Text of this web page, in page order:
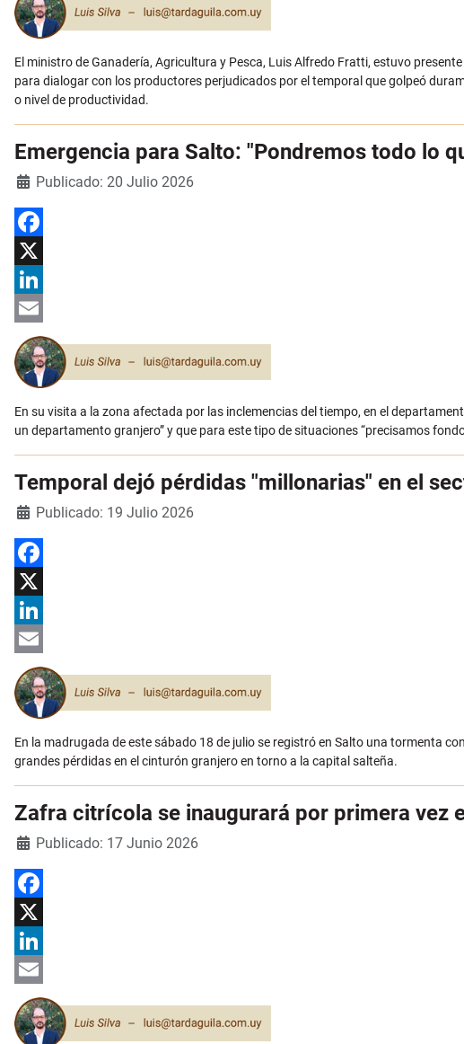
El ministro de Ganadería, Agricultura y Pesca, Luis Alfredo Fratti, estuvo
para dialogar con los productores perjudicados por el temporal que golpeó
o nivel de productividad.
Emergencia para Salto: "Pondremos todo lo
DetallesPublicado: 20 Julio 2026
Facebook
X
LinkedIn
Email
En su visita a la zona afectada por las inclemencias del tiempo, en el
un departamento granjero” y que para este tipo de situaciones “precisamos
Temporal dejó pérdidas "millonarias" en el
DetallesPublicado: 19 Julio 2026
Facebook
X
LinkedIn
Email
En la madrugada de este sábado 18 de julio se registró en Salto una tormenta
grandes pérdidas en el cinturón granjero en torno a la capital salteña.
Zafra citrícola se inaugurará por primera vez
DetallesPublicado: 17 Junio 2026
Facebook
X
LinkedIn
Email